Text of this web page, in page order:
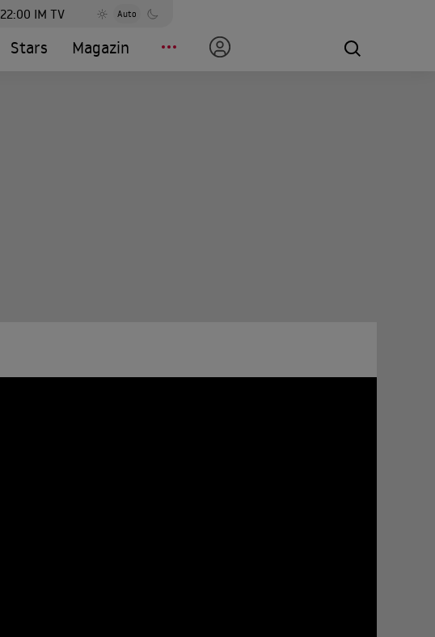
22:00 IM TV Auto
Stars Magazin